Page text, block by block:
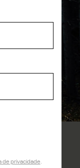
de privacidade.